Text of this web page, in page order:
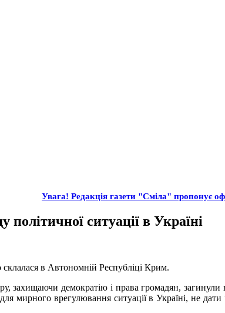
Увага! Редакція газети "Сміла" пропонує
політичної ситуації в Україні
в Автономній Республіці Крим.
захищаючи демократію і права громадян,
врегулювання ситуації в Україні, не дати